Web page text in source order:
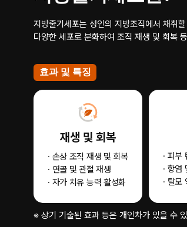
지방줄기세포는 성인의 지방조직에서 채취
다양한 세포로 분화하여 조직 재생 및 회복
효과 및 특징
재생 및 회복
· 손상 조직 재생 및 회복
· 연골 및 관절 재생
· 자가 치유 능력 활성화
· 피부
· 항염
· 탈모
※ 상기 기술된 효과 등은 개인차가 있을 수